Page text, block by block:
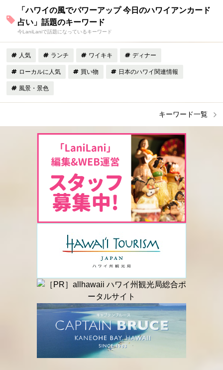
「ハワイの風でパワーアップ 今日のハワイアンカード
占い」話題のキーワード
今LaniLaniで話題になっているキーワード
人気 ランチ ワイキキ ディナー
ローカルに人気 買い物 日本のハワイ関連情報
風景・景色
キーワード一覧